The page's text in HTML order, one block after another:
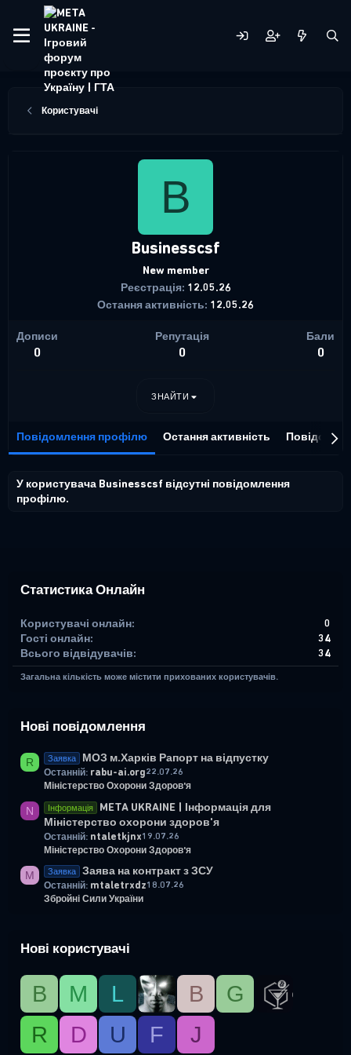
Користувачі
B
Businesscsf
New member
Реєстрація 12.05.26
Остання активність 12.05.26
Дописи
0
Репутація
0
Бали
0
ЗНАЙТИ
Повідомлення профілю Остання активність
У користувача Businesscsf відсутні повідомлення
профілю.
Статистика Онлайн
Користувачі онлайн
0
Гості онлайн
34
Всього відвідувачів
34
Загальна кількість може містити прихованих користувачів.
Нові повідомлення
R Заявка МОЗ м.Харків Рапорт на відпустку
Останній: rabu-ai.org22.07.26
Міністерство Охорони Здоров'я
N Інформація
META UKRAINE | Інформація для
Міністерство охорони здоров'я
Останній: ntaletkjnx19.07.26
Міністерство Охорони Здоров'я
M Заявка Заява на контракт з ЗСУ
Останній: mtaletrxdz18.07.26
Збройні Сили України
Нові користувачі
B М L B
G
R
D U F J